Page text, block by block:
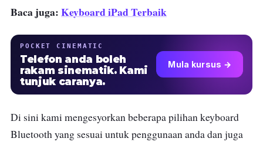
Baca juga:Keyboard iPad Terbaik
POCKET CINEMATIC
Telefon anda boleh
rakam sinematik. Kami
tunjuk caranya.
Mula kursus →
Di sini kami mengesyorkan beberapa pilihan keyboard
Bluetooth yang sesuai untuk penggunaan anda dan juga